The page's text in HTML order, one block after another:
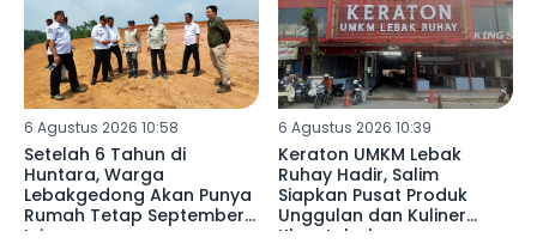
6 Agustus 2026 10:58
Setelah 6 Tahun di
Huntara, Warga
Lebakgedong Akan Punya
Rumah Tetap September
Ini
6 Agustus 2026 10:39
Keraton UMKM Lebak
Ruhay Hadir, Salim
Siapkan Pusat Produk
Unggulan dan Kuliner
Khas Lebak